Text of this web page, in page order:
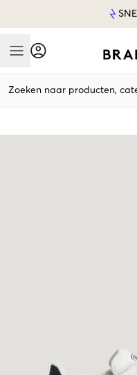
Mobile Menu
Zoeken naar producten,